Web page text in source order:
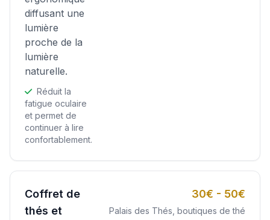
diffusant une
lumière
proche de la
lumière
naturelle.
Réduit la
fatigue oculaire
et permet de
continuer à lire
confortablement.
Coffret de
thés et
30€ - 50€
Palais des Thés, boutiques de thé